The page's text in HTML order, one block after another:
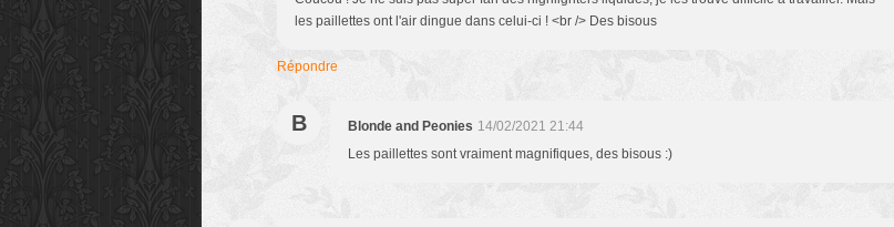
les paillettes ont l'air dingue dans celui-ci ! <br /> Des bisous
Répondre
B Blonde and Peonies 14/02/2021 21:44
Les paillettes sont vraiment magnifiques, des bisous :)